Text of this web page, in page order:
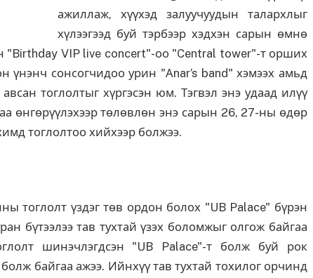
ажиллаж, хүүхэд залуучуудын талархлыг
хүлээгээд буй тэрбээр хэдхэн сарын өмнө
"Birthday VIP live concert"-оо "Central tower"-т орших
үнэнч сонсогчидоо урин "Аnar’s band" хэмээх амьд
тоглолтыг хүргэсэн юм. Тэгвэл энэ удаад илүү
өнгөрүүлэхээр төлөвлөн энэ сарын 26, 27-ны өдөр
тоглолтоо хийхээр болжээ.
тоглолт үздэг төв ордон болох "UB Palace" бүрэн
бүтээлээ тав тухтай үзэх боломжыг олгож байгаа
шинэчлэгдсэн "UB Palace"-т болж буй рок
байгаа ажээ. Ийнхүү тав тухтай тохилог орчинд